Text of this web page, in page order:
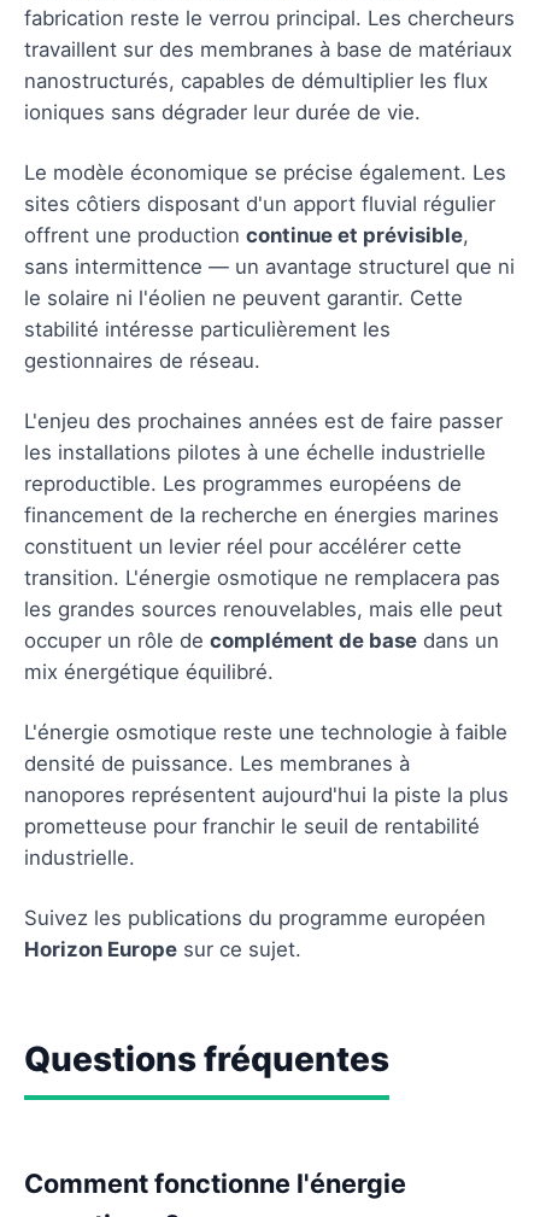
fabrication reste le verrou principal. Les chercheurs
travaillent sur des membranes à base de matériaux
nanostructurés, capables de démultiplier les flux
ioniques sans dégrader leur durée de vie.
Le modèle économique se précise également. Les
sites côtiers disposant d'un apport fluvial régulier
offrent une production continue et prévisible,
sans intermittence — un avantage structurel que ni
le solaire ni l'éolien ne peuvent garantir. Cette
stabilité intéresse particulièrement les
gestionnaires de réseau.
L'enjeu des prochaines années est de faire passer
les installations pilotes à une échelle industrielle
reproductible. Les programmes européens de
financement de la recherche en énergies marines
constituent un levier réel pour accélérer cette
transition. L'énergie osmotique ne remplacera pas
les grandes sources renouvelables, mais elle peut
occuper un rôle de complément de base dans un
mix énergétique équilibré.
L'énergie osmotique reste une technologie à faible
densité de puissance. Les membranes à
nanopores représentent aujourd'hui la piste la plus
prometteuse pour franchir le seuil de rentabilité
industrielle.
Suivez les publications du programme européen
Horizon Europe sur ce sujet.
Questions fréquentes
Comment fonctionne l'énergie